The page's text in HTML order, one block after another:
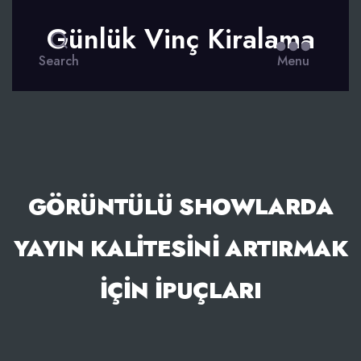
Search
Günlük Vinç Kiralama
Menu
GÖRÜNTÜLÜ SHOWLARDA
YAYIN KALITESINI ARTIRMAK
İÇIN İPUÇLARI